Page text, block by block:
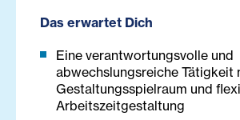
Das erwartet Dich
Eine verantwortungsvolle und
abwechslungsreiche Tätigkeit
Gestaltungsspielraum und
Arbeitszeitgestaltung